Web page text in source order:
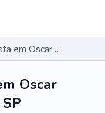
Pneumologista em Oscar Bressane - SP
Oscar